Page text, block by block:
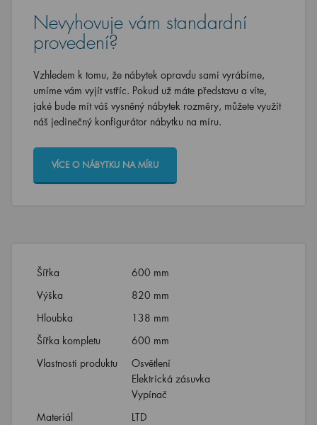
Nevyhovuje vám standardní
provedení?
Vzhledem k tomu, že nábytek opravdu sami vyrábíme,
umíme vám vyjít vstříc. Pokud už máte představu a víte,
jaké bude mít váš vysněný nábytek rozměry, můžete využít
náš jedinečný konfigurátor nábytku na míru.
VÍCE O NÁBYTKU NA MÍRU
Šířka
600 mm
Výška
820 mm
Hloubka
138 mm
Šířka kompletu
600 mm
Vlastnosti produktu
Osvětlení
Elektrická zásuvka
Vypínač
Materiál
LTD